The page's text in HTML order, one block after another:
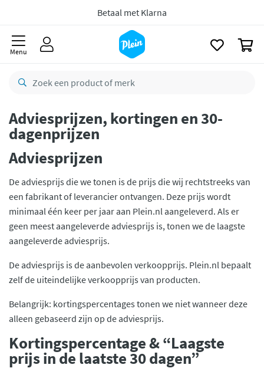
CO2 neutraalbezorgd
Betaal met Klarna
Menu
Adviesprijzen, kortingen en 30-
dagenprijzen
Adviesprijzen
De adviesprijs die we tonen is de prijs die wij rechtstreeks van
een fabrikant of leverancier ontvangen. Deze prijs wordt
minimaal één keer per jaar aan Plein.nl aangeleverd. Als er
geen meest aangeleverde adviesprijs is, tonen we de laagste
aangeleverde adviesprijs.
De adviesprijs is de aanbevolen verkoopprijs. Plein.nl bepaalt
zelf de uiteindelijke verkoopprijs van producten.
Belangrijk: kortingspercentages tonen we niet wanneer deze
alleen gebaseerd zijn op de adviesprijs.
Kortingspercentage & “Laagste
prijs in de laatste 30 dagen”